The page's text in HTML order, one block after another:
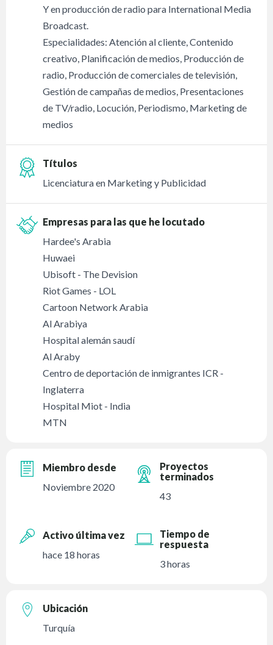
Y en producción de radio para International Media
Broadcast.
Especialidades: Atención al cliente, Contenido
creativo, Planificación de medios, Producción de
radio, Producción de comerciales de televisión,
Gestión de campañas de medios, Presentaciones
de TV/radio, Locución, Periodismo, Marketing de
medios
Títulos
Licenciatura en Marketing y Publicidad
Empresas para las que he locutado
Hardee's Arabia
Huwaei
Ubisoft - The Devision
Riot Games - LOL
Cartoon Network Arabia
Al Arabiya
Hospital alemán saudí
Al Araby
Centro de deportación de inmigrantes ICR -
Inglaterra
Hospital Miot - India
MTN
Miembro desde
Noviembre 2020
Proyectos
terminados
43
Activo última vez
hace 18 horas
Tiempo de
respuesta
3 horas
Ubicación
Turquía